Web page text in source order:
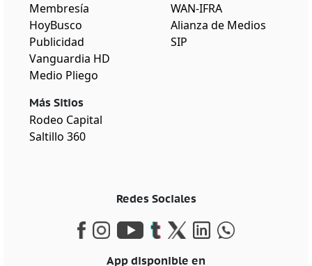
Membresía
HoyBusco
Publicidad
Vanguardia HD
Medio Pliego
Más Sitios
Rodeo Capital
Saltillo 360
WAN-IFRA
Alianza de Medios
SIP
Redes Sociales
App disponible en